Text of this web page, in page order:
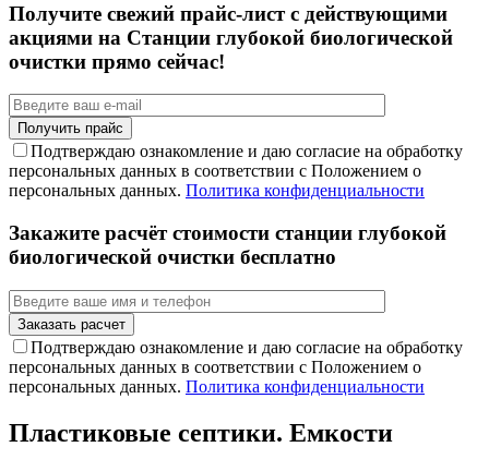
Получите свежий прайс-лист с действующими
акциями на Станции глубокой биологической
очистки прямо сейчас!
Подтверждаю ознакомление и даю согласие на обработку
персональных данных в соответствии с Положением о
персональных данных. Политика конфиденциальности
Закажите расчёт стоимости станции глубокой
биологической очистки бесплатно
Подтверждаю ознакомление и даю согласие на обработку
персональных данных в соответствии с Положением о
персональных данных. Политика конфиденциальности
Пластиковые септики. Емкости